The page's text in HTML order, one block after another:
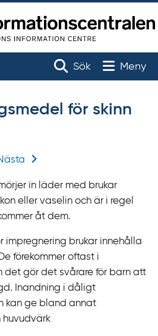
Sök Toggle
Meny
för skinn
in läder med brukar
eller vaselin och är i regel
åt dem.
impregnering brukar innehålla
förekommer oftast i
det gör det svårare för barn att
Inandning i dåligt
kan ge bland annat
huvudvärk